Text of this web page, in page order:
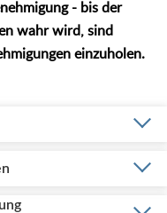
- bis der
wahr wird, sind
einzuholen.